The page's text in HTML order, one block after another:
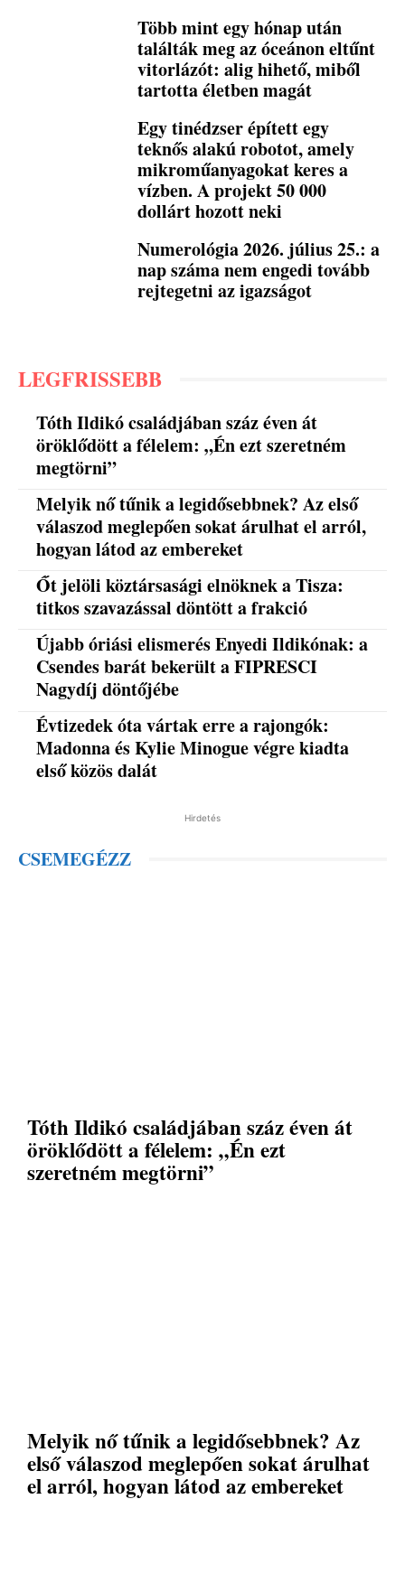
Több mint egy hónap után
találták meg az óceánon eltűnt
vitorlázót: alig hihető, miből
tartotta életben magát
Egy tinédzser épített egy
teknős alakú robotot, amely
mikroműanyagokat keres a
vízben. A projekt 50 000
dollárt hozott neki
Numerológia 2026. július 25.: a
nap száma nem engedi tovább
rejtegetni az igazságot
LEGFRISSEBB
Tóth Ildikó családjában száz éven át
öröklődött a félelem: „Én ezt szeretném
megtörni”
Melyik nő tűnik a legidősebbnek? Az első
válaszod meglepően sokat árulhat el arról,
hogyan látod az embereket
Őt jelöli köztársasági elnöknek a Tisza:
titkos szavazással döntött a frakció
Újabb óriási elismerés Enyedi Ildikónak: a
Csendes barát bekerült a FIPRESCI
Nagydíj döntőjébe
Évtizedek óta vártak erre a rajongók:
Madonna és Kylie Minogue végre kiadta
első közös dalát
Hirdetés
CSEMEGÉZZ
Tóth Ildikó családjában száz éven át
öröklődött a félelem: „Én ezt
szeretném megtörni”
Melyik nő tűnik a legidősebbnek? Az
első válaszod meglepően sokat árulhat
el arról, hogyan látod az embereket